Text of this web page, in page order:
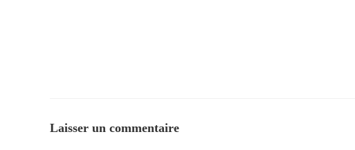
Laisser un commentaire